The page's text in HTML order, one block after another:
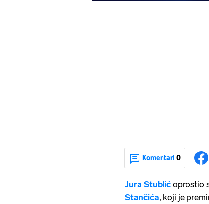
Komentari 0
Jura Stublić oprostio
Stančića, koji je